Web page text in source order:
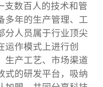
支数百人的技术和管
多年的生产管理、工
分人员属于行业顶尖
运作模式上进行创
生产工艺、市场渠道
式的研发平台，吸纳